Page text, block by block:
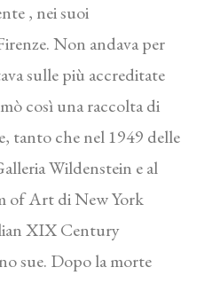
, nei suoi
Non andava per
sulle più accreditate
così una raccolta di
tanto che nel 1949 delle
Wildenstein e al
of Art di New York
XIX Century
sue. Dopo la morte